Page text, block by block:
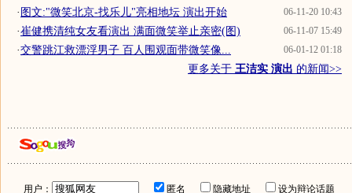
06-11-20 10:43
·图文:"微笑北京-找乐儿"亮相地坛 演出开始
06-11-07 15:49
·崔健携清纯女友看演出 满面微笑举止亲密(图)
06-01-12 01:18
·交警跳江救漂浮男子 百人围观面带微笑像...
更多关于 王洁实 演出 的新闻>>
用户： 匿名 隐藏地址
设为辩论话题